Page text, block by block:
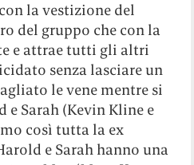
la vestizione del
del gruppo che con la
e attrae tutti gli altri
senza lasciare un
le vene mentre si
e Sarah (Kevin Kline e
così tutta la ex
e Sarah hanno una